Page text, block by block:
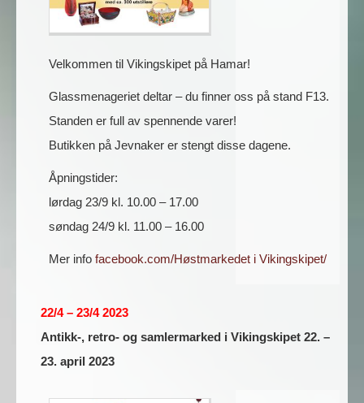
Velkommen til Vikingskipet på Hamar!
Glassmenageriet deltar – du finner oss på stand F13.
Standen er full av spennende varer!
Butikken på Jevnaker er stengt disse dagene.
Åpningstider:
lørdag 23/9 kl. 10.00 – 17.00
søndag 24/9 kl. 11.00 – 16.00
Mer info facebook.com/Høstmarkedet i Vikingskipet/
22/4 – 23/4 2023
Antikk-, retro- og samlermarked i Vikingskipet 22. –
23. april 2023